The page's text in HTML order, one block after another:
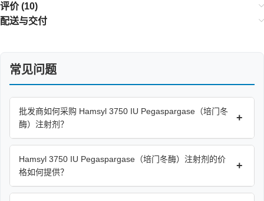
评价 (10)
配送与交付
常见问题
批发商如何采购 Hamsyl 3750 IU Pegaspargase（培门冬
酶）注射剂？
+
Hamsyl 3750 IU Pegaspargase（培门冬酶）注射剂的价
格如何提供？
+